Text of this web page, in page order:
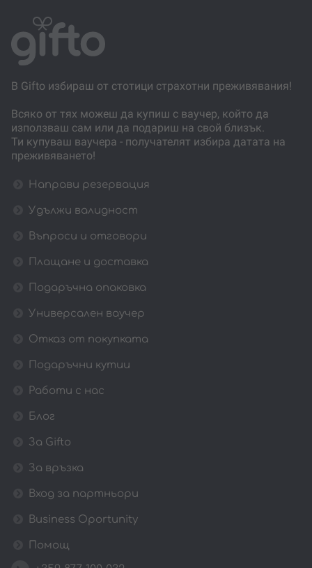
В Gifto избираш от стотици страхотни преживявания!
Всяко от тях можеш да купиш с ваучер, който да
използваш сам или да подариш на свой близък.
Ти купуваш ваучера - получателят избира датата на
преживяването!
Направи резервация
Удължи валидност
Въпроси и отговори
Плащане и доставка
Подаръчна опаковка
Универсален ваучер
Отказ от покупката
Подаръчни кутии
Работи с нас
Блог
За Gifto
За връзка
Вход за партньори
Business Oportunity
Помощ